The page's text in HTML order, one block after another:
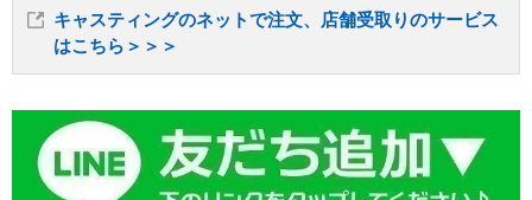
キャスティングのネットで注文、店舗受取りのサービス
はこちら＞＞＞